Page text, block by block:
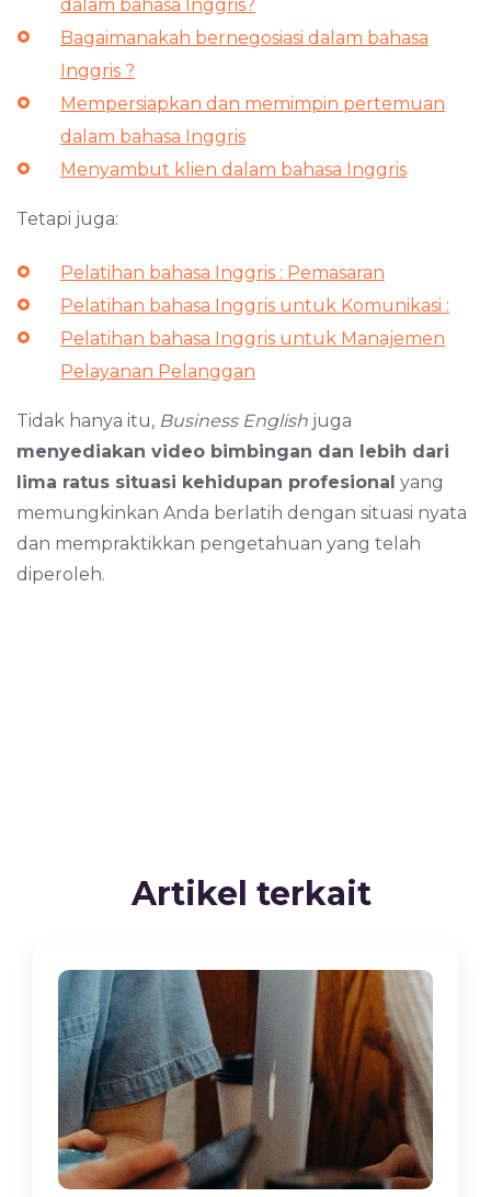
dalam bahasa Inggris?
Bagaimanakah bernegosiasi dalam bahasa
Inggris ?
Mempersiapkan dan memimpin pertemuan
dalam bahasa Inggris
Menyambut klien dalam bahasa Inggris
Tetapi juga:
Pelatihan bahasa Inggris : Pemasaran
Pelatihan bahasa Inggris untuk Komunikasi :
Pelatihan bahasa Inggris untuk Manajemen
Pelayanan Pelanggan
Tidak hanya itu, Business English juga
menyediakan video bimbingan dan lebih dari
lima ratus situasi kehidupan profesional yang
memungkinkan Anda berlatih dengan situasi nyata
dan mempraktikkan pengetahuan yang telah
diperoleh.
Artikel terkait